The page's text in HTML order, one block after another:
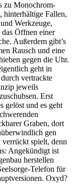
zu Monochrom-
hinterhältige Fallen,
Werkzeuge,
Öffnen einer
Außerdem gibt’s
Rausch und eine
gegen die Uhr.
geht in
vertrackte
jeweils
Erst
gelöst und es geht
Graben, dort
gen
spielt, denn
Angekündigt ist
herstellen
Telefon für
Oxyd?